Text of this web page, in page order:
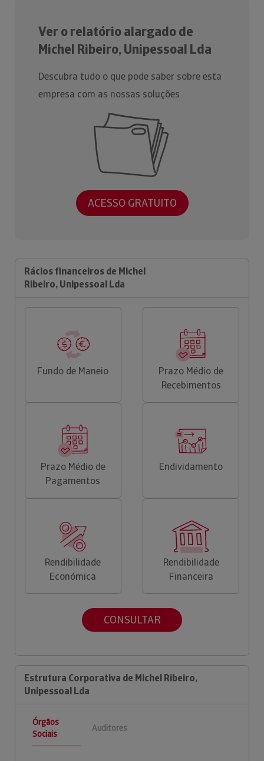
Ver o relatório alargado de
Michel Ribeiro, Unipessoal Lda
Descubra tudo o que pode saber sobre esta
empresa com as nossas soluções
ACESSO GRATUITO
Rácios financeiros de Michel
Ribeiro, Unipessoal Lda
Fundo de Maneio
Prazo Médio de
Recebimentos
Prazo Médio de
Pagamentos
Endividamento
Rendibilidade
Económica
Rendibilidade
Financeira
CONSULTAR
Estrutura Corporativa de Michel Ribeiro,
Unipessoal Lda
Órgãos
Sociais
Auditores